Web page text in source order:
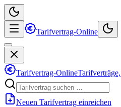
Tarifvertrag-Online
Tarifvertrag-Online
Neuen Tarifvertrag einreichen